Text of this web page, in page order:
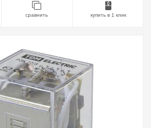
сравнить купить в 1 клик